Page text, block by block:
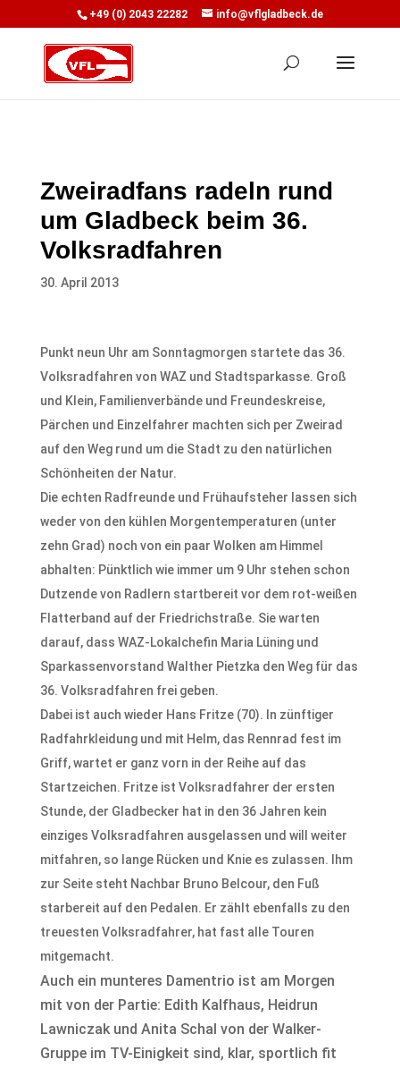
+49 (0) 2043 22282 info@vflgladbeck.de
Zweiradfans radeln rund
um Gladbeck beim 36.
Volksradfahren
30. April 2013
Punkt neun Uhr am Sonntagmorgen startete das 36.
Volksradfahren von WAZ und Stadtsparkasse. Groß
und Klein, Familienverbände und Freundeskreise,
Pärchen und Einzelfahrer machten sich per Zweirad
auf den Weg rund um die Stadt zu den natürlichen
Schönheiten der Natur.
Die echten Radfreunde und Frühaufsteher lassen sich
weder von den kühlen Morgentemperaturen (unter
zehn Grad) noch von ein paar Wolken am Himmel
abhalten: Pünktlich wie immer um 9 Uhr stehen schon
Dutzende von Radlern startbereit vor dem rot-weißen
Flatterband auf der Friedrichstraße. Sie warten
darauf, dass WAZ-Lokalchefin Maria Lüning und
Sparkassenvorstand Walther Pietzka den Weg für das
36. Volksradfahren frei geben.
Dabei ist auch wieder Hans Fritze (70). In zünftiger
Radfahrkleidung und mit Helm, das Rennrad fest im
Griff, wartet er ganz vorn in der Reihe auf das
Startzeichen. Fritze ist Volksradfahrer der ersten
Stunde, der Gladbecker hat in den 36 Jahren kein
einziges Volksradfahren ausgelassen und will weiter
mitfahren, so lange Rücken und Knie es zulassen. Ihm
zur Seite steht Nachbar Bruno Belcour, den Fuß
starbereit auf den Pedalen. Er zählt ebenfalls zu den
treuesten Volksradfahrer, hat fast alle Touren
mitgemacht.
Auch ein munteres Damentrio ist am Morgen
mit von der Partie: Edith Kalfhaus, Heidrun
Lawniczak und Anita Schal von der Walker-
Gruppe im TV-Einigkeit sind, klar, sportlich fit